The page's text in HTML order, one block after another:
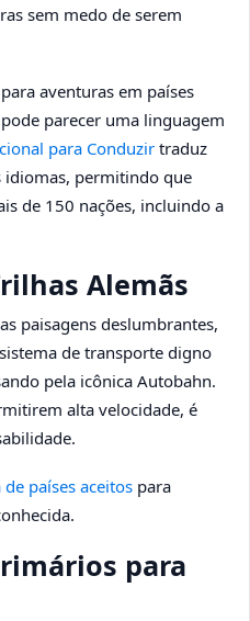
sem medo de serem
aventuras em países
parecer uma linguagem
para Conduzir traduz
idiomas, permitindo que
de 150 nações, incluindo a
Alemãs
paisagens deslumbrantes,
de transporte digno
pela icônica Autobahn.
alta velocidade, é
de países aceitos para
para